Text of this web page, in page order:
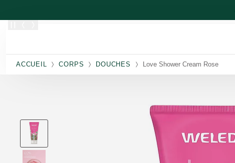
ACCUEIL CORPS DOUCHES Love Shower Cream Rose